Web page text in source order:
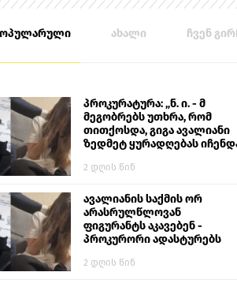
ახალი ჩვენ
პროკურატურა: „ნ. ი. - მ
მეგობრებს უთხრა, რომ
თითქოსდა, გიგა ავალიანი
ზედმეტ ყურადღებას
ალექსანდრე გაბაშვილი
გიგა ავალიანს“
2 დღის წინ
ავალიანის საქმის ორ
არასრულწლოვან
ფიგურანტს აკავებენ -
პროკურორი ადასტურებს
2 დღის წინ